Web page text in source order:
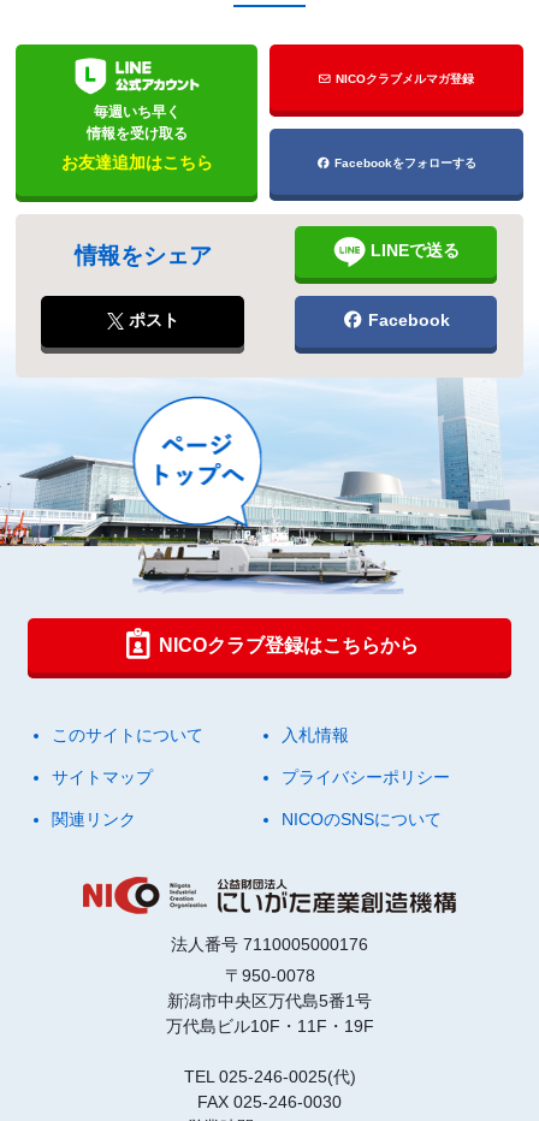
毎週いち早く
情報を受け取る
お友達追加はこちら
NICOクラブメルマガ登録
Facebookをフォローする
情報をシェア LINEで送る
ポスト Facebook
NICOクラブ登録はこちらから
このサイトについて 入札情報
サイトマップ プライバシーポリシー
関連リンク NICOのSNSについて
法人番号 7110005000176
〒950-0078
新潟市中央区万代島5番1号
万代島ビル10F・11F・19F
TEL 025-246-0025(代)
FAX 025-246-0030